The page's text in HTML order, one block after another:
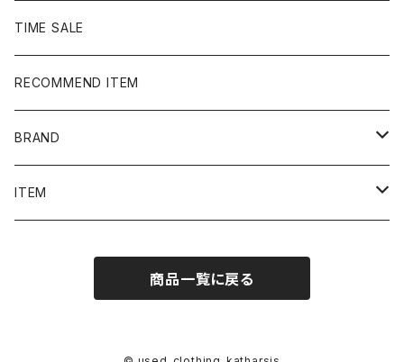
TIME SALE
RECOMMEND ITEM
BRAND
NIKE
Ralph Lauren/Polo Sport
ITEM
商品一覧に戻る